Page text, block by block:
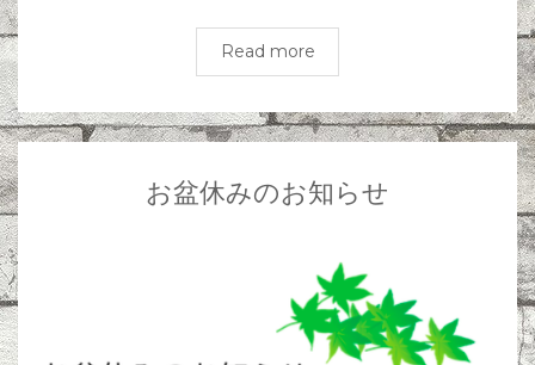
Read more
お盆休みのお知らせ